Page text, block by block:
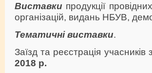
Виставки продукції
організацій, видань НБУВ,
Тематичні виставки.
Заїзд та реєстрація
2018 р.